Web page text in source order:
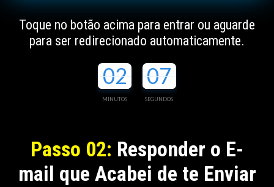
Toque no botão acima para entrar ou aguarde
para ser redirecionado automaticamente.
02
MINUTOS
07
SEGUNDOS
Passo 02: Responder o E-
mail que Acabei de te Enviar